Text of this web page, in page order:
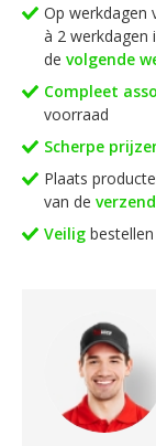
Op werkdagen
à 2 werkdagen
de volgende
Compleet
voorraad
Scherpe
Plaats
van de
Veilig